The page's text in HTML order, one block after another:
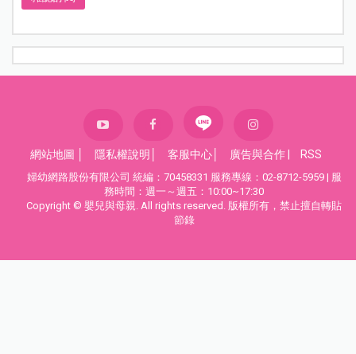
網站地圖 隱私權說明 客服中心 廣告與合作 RSS
婦幼網路股份有限公司 統編：70458331 服務專線：02-8712-5959 | 服
務時間：週一～週五：10:00~17:30
Copyright © 嬰兒與母親. All rights reserved. 版權所有，禁止擅自轉貼
節錄